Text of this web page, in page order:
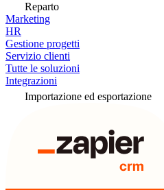
Reparto
Marketing
HR
Gestione progetti
Servizio clienti
Tutte le soluzioni
Integrazioni
Importazione ed esportazione